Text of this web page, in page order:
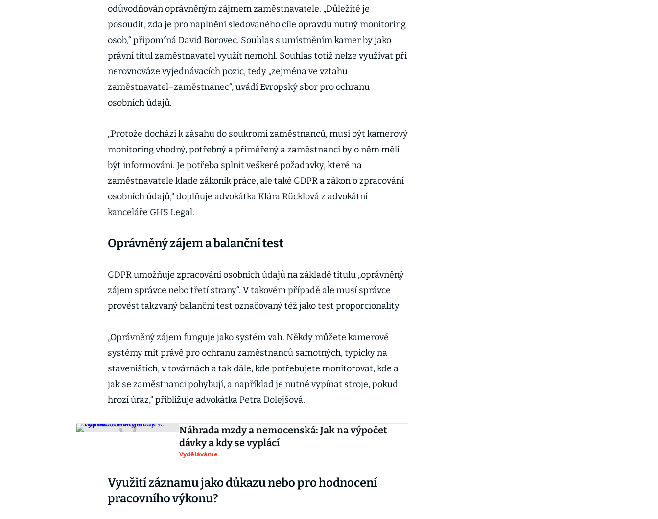
odůvodňován oprávněným zájmem zaměstnavatele. „Důležité je
posoudit, zda je pro naplnění sledovaného cíle opravdu nutný monitoring
osob,“ připomíná David Borovec. Souhlas s umístněním kamer by jako
právní titul zaměstnavatel využít nemohl. Souhlas totiž nelze využívat při
nerovnováze vyjednávacích pozic, tedy „zejména ve vztahu
zaměstnavatel–zaměstnanec“, uvádí Evropský sbor pro ochranu
osobních údajů.
„Protože dochází k zásahu do soukromí zaměstnanců, musí být kamerový
monitoring vhodný, potřebný a přiměřený a zaměstnanci by o něm měli
být informováni. Je potřeba splnit veškeré požadavky, které na
zaměstnavatele klade zákoník práce, ale také GDPR a zákon o zpracování
osobních údajů,“ doplňuje advokátka Klára Rücklová z advokátní
kanceláře GHS Legal.
Oprávněný zájem a balanční test
GDPR umožňuje zpracování osobních údajů na základě titulu „oprávněný
zájem správce nebo třetí strany“. V takovém případě ale musí správce
provést takzvaný balanční test označovaný též jako test proporcionality.
„Oprávněný zájem funguje jako systém vah. Někdy můžete kamerové
systémy mít právě pro ochranu zaměstnanců samotných, typicky na
staveništích, v továrnách a tak dále, kde potřebujete monitorovat, kde a
jak se zaměstnanci pohybují, a například je nutné vypínat stroje, pokud
hrozí úraz,“ přibližuje advokátka Petra Dolejšová.
Náhrada mzdy a nemocenská: Jak na výpočet
dávky a kdy se vyplácí
Vyděláváme
Využití záznamu jako důkazu nebo pro hodnocení
pracovního výkonu?